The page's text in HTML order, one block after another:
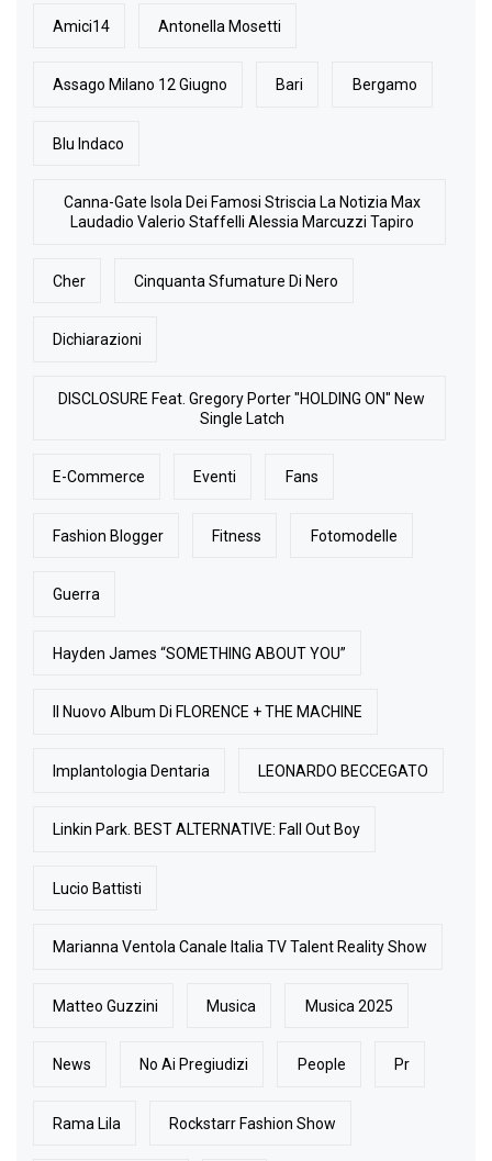
Amici14 Antonella Mosetti
Assago Milano 12 Giugno Bari Bergamo
Blu Indaco
Canna-Gate Isola Dei Famosi Striscia La Notizia Max
Laudadio Valerio Staffelli Alessia Marcuzzi Tapiro
Cher Cinquanta Sfumature Di Nero
Dichiarazioni
DISCLOSURE Feat. Gregory Porter "HOLDING ON" New
Single Latch
E-Commerce Eventi Fans
Fashion Blogger Fitness Fotomodelle
Guerra
Hayden James “SOMETHING ABOUT YOU”
Il Nuovo Album Di FLORENCE + THE MACHINE
Implantologia Dentaria LEONARDO BECCEGATO
Linkin Park. BEST ALTERNATIVE: Fall Out Boy
Lucio Battisti
Marianna Ventola Canale Italia TV Talent Reality Show
Matteo Guzzini Musica Musica 2025
News No Ai Pregiudizi People Pr
Rama Lila Rockstarr Fashion Show